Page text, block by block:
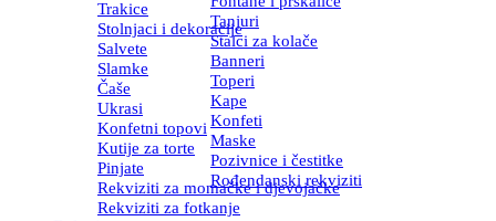
Trakice
Stolnjaci i dekoracije
Tanjuri
Salvete
Stalci za kolače
Slamke
Banneri
Čaše
Toperi
Ukrasi
Kape
Konfetni topovi Konfeti
Kutije za torte
Maske
Pinjate
Pozivnice i čestitke
Rekviziti za momačke i djevojačke
Rođendanski rekviziti
Rekviziti za fotkanje